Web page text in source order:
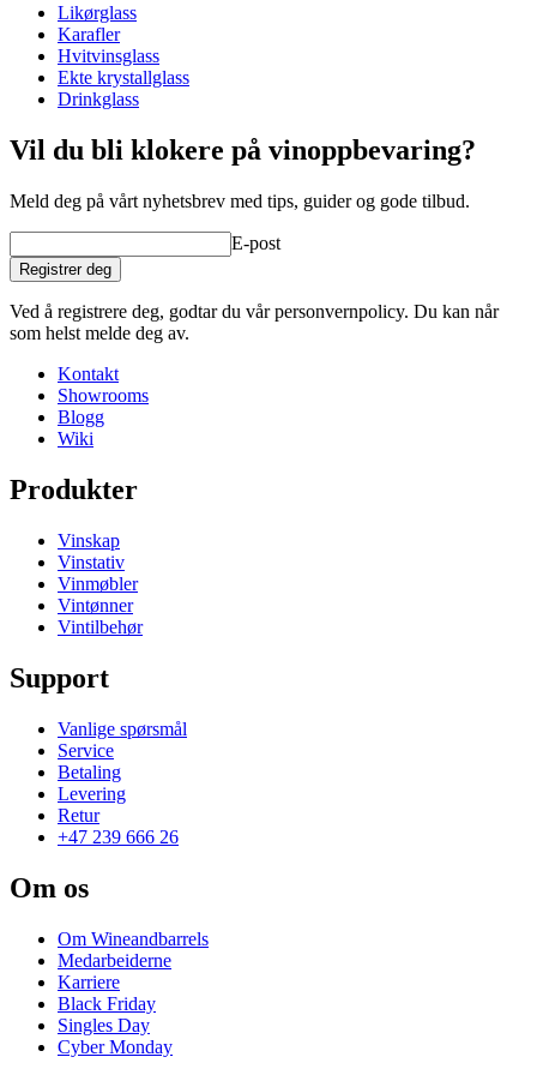
Status When Soldout
Likørglass
Karafler
Hvitvinsglass
Ekte krystallglass
Drinkglass
Vil du bli klokere på vinoppbevaring?
Meld deg på vårt nyhetsbrev med tips, guider og gode tilbud.
E-post
Registrer deg
Ved å registrere deg, godtar du vår personvernpolicy. Du kan når
som helst melde deg av.
Kontakt
Showrooms
Blogg
Wiki
Produkter
Vinskap
Vinstativ
Vinmøbler
Vintønner
Vintilbehør
Support
Vanlige spørsmål
Service
Betaling
Levering
Retur
+47 239 666 26
Om os
Om Wineandbarrels
Medarbeiderne
Karriere
Black Friday
Singles Day
Cyber Monday